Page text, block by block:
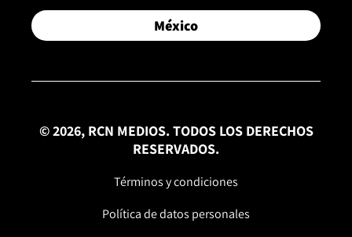
México
© 2026, RCN MEDIOS. TODOS LOS DERECHOS
RESERVADOS.
Términos y condiciones
Política de datos personales